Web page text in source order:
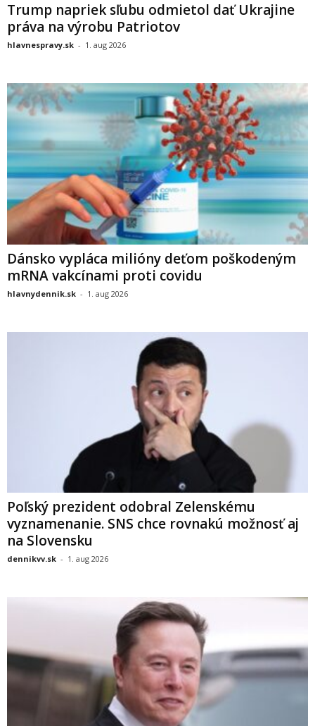
Trump napriek sľubu odmietol dať Ukrajine
práva na výrobu Patriotov
hlavnespravy.sk - 1. aug 2026
Dánsko vypláca milióny deťom poškodeným
mRNA vakcínami proti covidu
hlavnydennik.sk - 1. aug 2026
Poľský prezident odobral Zelenskému
vyznamenanie. SNS chce rovnakú možnosť aj
na Slovensku
dennikvv.sk - 1. aug 2026